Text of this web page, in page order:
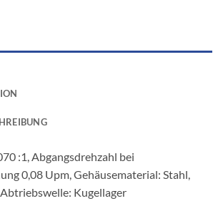
:1, Abgangsdrehzahl bei
0,08 Upm, Gehäusematerial: Stahl,
Kugellager